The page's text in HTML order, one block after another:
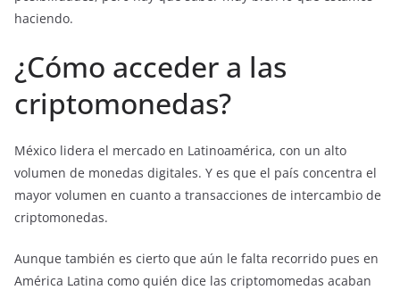
haciendo.
¿Cómo acceder a las
criptomonedas?
México lidera el mercado en Latinoamérica, con un alto
volumen de monedas digitales. Y es que el país concentra el
mayor volumen en cuanto a transacciones de intercambio de
criptomonedas.
Aunque también es cierto que aún le falta recorrido pues en
América Latina como quién dice las criptomomedas acaban